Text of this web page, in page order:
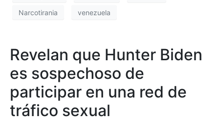
Narcotirania venezuela
Revelan que Hunter Biden
es sospechoso de
participar en una red de
tráfico sexual